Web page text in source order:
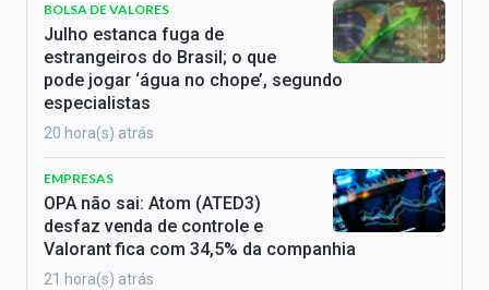
BOLSA DE VALORES
Julho estanca fuga de
estrangeiros do Brasil; o que
pode jogar ‘água no chope’, segundo
especialistas
20 hora(s) atrás
EMPRESAS
OPA não sai: Atom (ATED3)
desfaz venda de controle e
Valorant fica com 34,5% da companhia
21 hora(s) atrás